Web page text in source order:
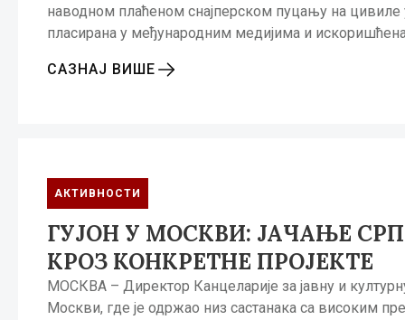
наводном плаћеном снајперском пуцању на цивиле
пласирана у међународним медијима и
САЗНАЈ ВИШЕ
АКТИВНОСТИ
ГУЈОН У МОСКВИ: ЈАЧАЊЕ
КРОЗ КОНКРЕТНЕ ПРОЈЕКТЕ
МОСКВА – Директор Канцеларије за јавну и
Москви, где је одржао низ састанака са високим